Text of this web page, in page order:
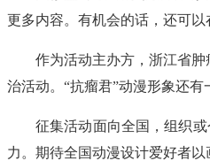
更多内容。有机会的话，还可以
作为活动主办方，浙江省
治活动。“抗瘤君”动漫形象还
征集活动面向全国，组织
力。期待全国动漫设计爱好者